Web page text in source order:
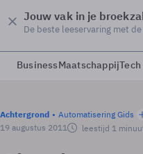
Jouw vak in je
De beste leeservaring met
BusinessMaatschappij
Achtergrond Automatisering Gids
19 augustus 2011
leestijd 1